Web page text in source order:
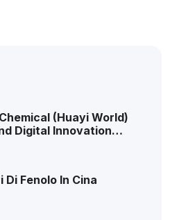
(Huayi World)
Digital Innovation
2025 Pudong New
Service Platform
Di Fenolo In Cina